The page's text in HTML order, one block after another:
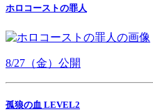
ホロコーストの罪人
8/27（金）公開
孤狼の血 LEVEL2